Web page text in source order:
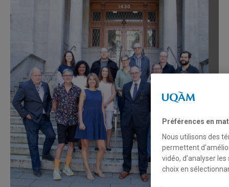
Préférences en
Nous utilisons des
permettent
vidéo, d’analyser
choix en